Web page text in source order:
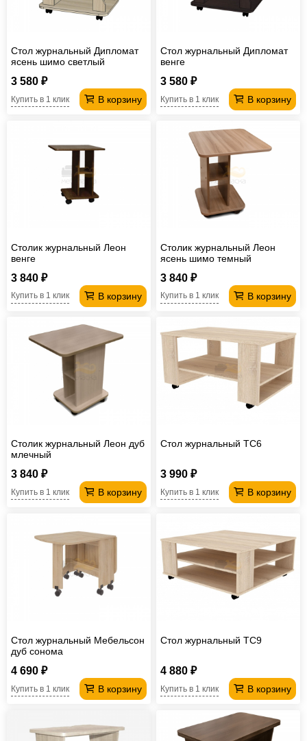
Стол журнальный Дипломат
ясень шимо светлый
3 580 ₽
В корзину
Купить в 1 клик
Стол журнальный Дипломат
венге
3 580 ₽
В корзину
Купить в 1 клик
Столик журнальный Леон
венге
3 840 ₽
В корзину
Купить в 1 клик
Столик журнальный Леон
ясень шимо темный
3 840 ₽
В корзину
Купить в 1 клик
Столик журнальный Леон дуб
млечный
3 840 ₽
В корзину
Купить в 1 клик
Стол журнальный TC6
3 990 ₽
В корзину
Купить в 1 клик
Стол журнальный Мебельсон
дуб сонома
4 690 ₽
В корзину
Купить в 1 клик
Стол журнальный TC9
4 880 ₽
В корзину
Купить в 1 клик